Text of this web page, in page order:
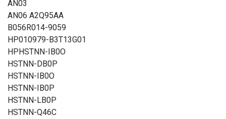
AN03
AN06 A2Q95AA
B056R014-9059
HP010979-B3T13G01
HPHSTNN-IB0O
HSTNN-DB0P
HSTNN-IB0O
HSTNN-IB0P
HSTNN-LB0P
HSTNN-Q46C